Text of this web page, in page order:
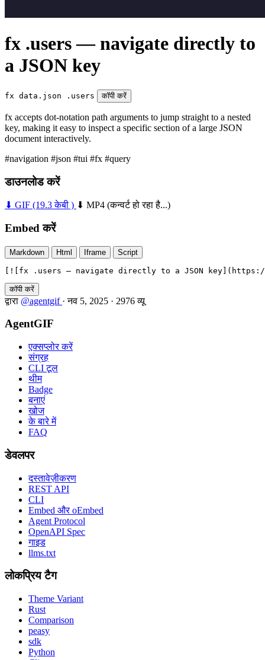
fx .users — navigate directly to
a JSON key
fx data.json .users कॉपी करें
fx accepts dot-notation path arguments to jump straight to a nested
key, making it easy to inspect a specific section of a large JSON
document interactively.
#navigation #json #tui #fx #query
डाउनलोड करें
⬇ GIF (19.3 केबी ) ⬇ MP4 (कन्वर्ट हो रहा है...)
Embed करें
Markdown Html Iframe Script
[![fx .users — navigate directly to a JSON
कॉपी करें
द्वारा @agentgif · नव 5, 2025 · 2976 व्यू
AgentGIF
एक्सप्लोर करें
संग्रह
CLI टूल
थीम
Badge
बनाएं
खोज
के बारे में
FAQ
डेवलपर
दस्तावेज़ीकरण
REST API
CLI
Embed और oEmbed
Agent Protocol
OpenAPI Spec
गाइड
llms.txt
लोकप्रिय टैग
Theme Variant
Rust
Comparison
peasy
sdk
Python